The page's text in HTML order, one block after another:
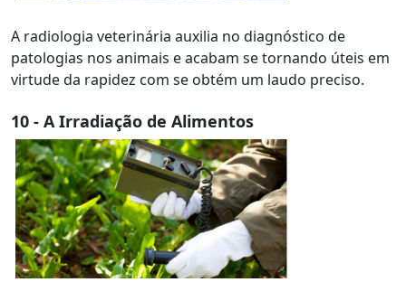
A radiologia veterinária auxilia no diagnóstico de
patologias nos animais e acabam se tornando úteis em
virtude da rapidez com se obtém um laudo preciso.
10 - A Irradiação de Alimentos